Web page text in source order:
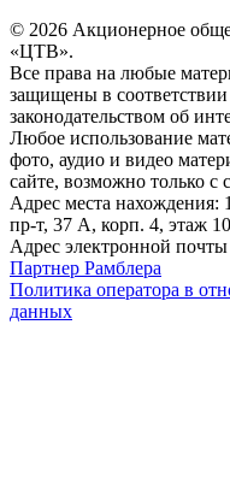
© 2026 Акционерное
«ЦТВ».
Все права на любые
защищены в
законодательством об
Любое использование
фото, аудио и видео
сайте, возможно только
Адрес места нахождения:
пр-т, 37 А, корп. 4, этаж
Адрес электронной
Партнер Рамблера
Политика оператора в
данных